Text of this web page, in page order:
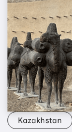
Kazakhstan